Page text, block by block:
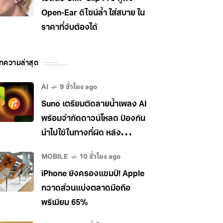
Open-Ear ดีไซน์ล้ำ ใส่สบาย ใน
ราคาที่จับต้องได้
ความล่าสุด
AI 9 ชั่วโมง ago
Suno เตรียมติดลายน้ำเพลง AI
พร้อมจำกัดดาวน์โหลด ป้องกัน
นำไปใช้ในทางที่ผิด หลัง
MOBILE 10 ชั่วโมง ago
iPhone ยังครองแชมป์! Apple
กวาดส่วนแบ่งตลาดมือถือ
พรีเมียม 65%